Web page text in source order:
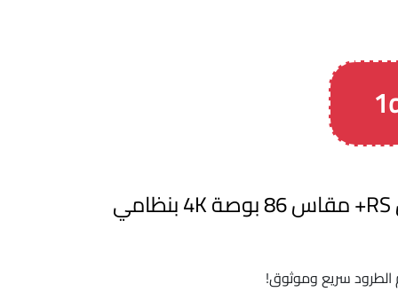
شاشة تفاعلية نيو لاين RS+ مقاس 86 بوصة 4K بنظامي
الطرود سريع وموثوق!